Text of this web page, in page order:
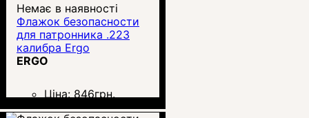
Немає в наявності
Флажок безопасности
для патронника .223
калибра Ergo
ERGO
Ціна: 846грн.